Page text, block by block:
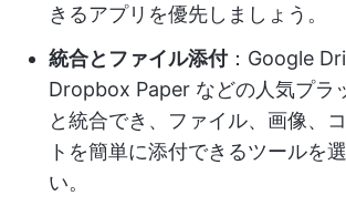
きるアプリを優先しましょう。
統合とファイル添付：Google
Dropbox Paper などの人気プラ
と統合でき、ファイル、画像、
トを簡単に添付できるツールを
い。